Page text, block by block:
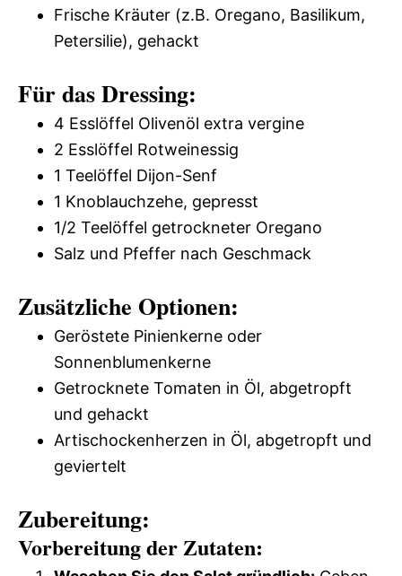
Frische Kräuter (z.B. Oregano, Basilikum,
Petersilie), gehackt
Für das Dressing:
4 Esslöffel Olivenöl extra vergine
2 Esslöffel Rotweinessig
1 Teelöffel Dijon-Senf
1 Knoblauchzehe, gepresst
1/2 Teelöffel getrockneter Oregano
Salz und Pfeffer nach Geschmack
Zusätzliche Optionen:
Geröstete Pinienkerne oder
Sonnenblumenkerne
Getrocknete Tomaten in Öl, abgetropft
und gehackt
Artischockenherzen in Öl, abgetropft und
geviertelt
Zubereitung:
Vorbereitung der Zutaten: